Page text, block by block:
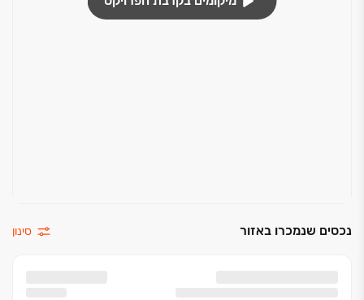
נכסים שנמכרו באזור סינון